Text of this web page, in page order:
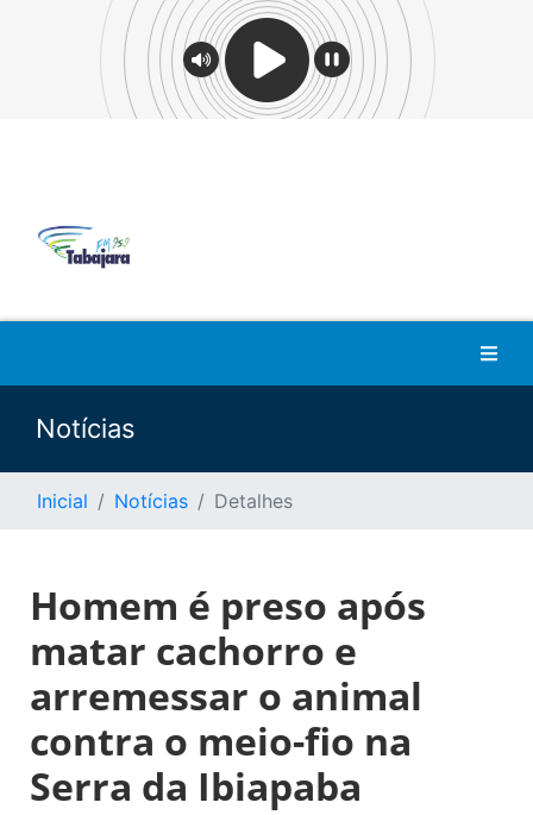
Notícias
Inicial Notícias Detalhes
Homem é preso após
matar cachorro e
arremessar o animal
contra o meio-fio na
Serra da Ibiapaba